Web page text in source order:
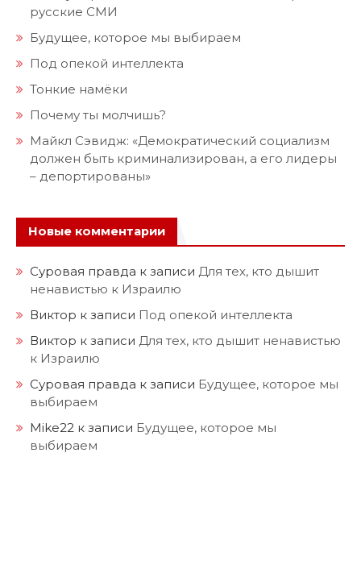
русские СМИ
Будущее, которое мы выбираем
Под опекой интеллекта
Тонкие намёки
Почему ты молчишь?
Майкл Сэвидж: «Демократический социализм
должен быть криминализирован, а его лидеры
– депортированы»
Новые комментарии
Суровая правда к записи Для тех, кто дышит
ненавистью к Израилю
Виктор к записи Под опекой интеллекта
Виктор к записи Для тех, кто дышит ненавистью
к Израилю
Суровая правда к записи Будущее, которое мы
выбираем
Mike22 к записи Будущее, которое мы
выбираем